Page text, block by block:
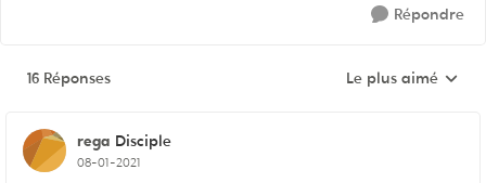
Répondre
16 Réponses Réponses triées
Le plus aimé
rega Disciple
08-01-2021